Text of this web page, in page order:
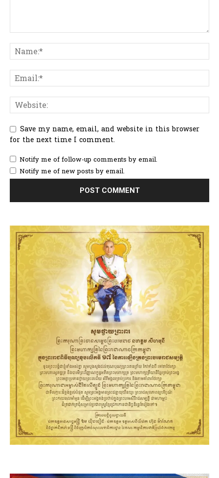
Save my name, email, and website in this browser
for the next time I comment.
Notify me of follow-up comments by email.
Notify me of new posts by email.